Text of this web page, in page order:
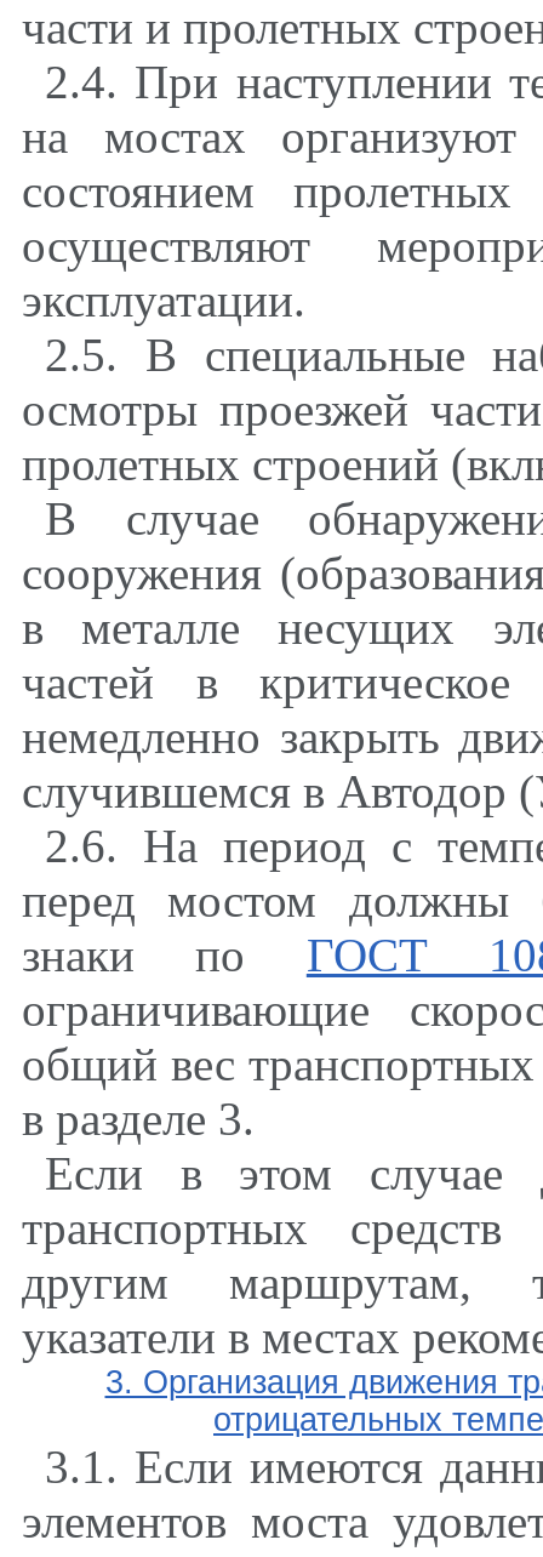
части и пролетных
2.4. При наступлении
на мостах
состоянием
осуществляют
эксплуатации.
2.5. В специальные
осмотры проезжей
пролетных строений
В случае
сооружения
в металле несущих
частей в
немедленно закрыть
случившемся в Автодор
2.6. На период с
перед мостом должны
знаки по ГОСТ
ограничивающие
общий вес транспортных
в разделе 3.
Если в этом случае
транспортных
другим маршрутам,
указатели в местах
3. Организация движения
отрицательных
3.1. Если имеются
элементов моста